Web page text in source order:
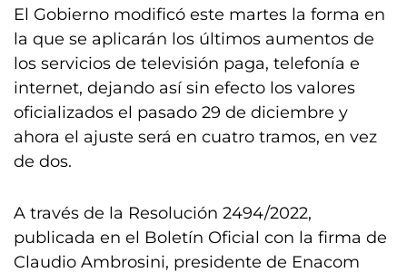
El Gobierno modificó este martes la forma en
la que se aplicarán los últimos aumentos de
los servicios de televisión paga, telefonía e
internet, dejando así sin efecto los valores
oficializados el pasado 29 de diciembre y
ahora el ajuste será en cuatro tramos, en vez
de dos.
A través de la Resolución 2494/2022,
publicada en el Boletín Oficial con la firma de
Claudio Ambrosini, presidente de Enacom